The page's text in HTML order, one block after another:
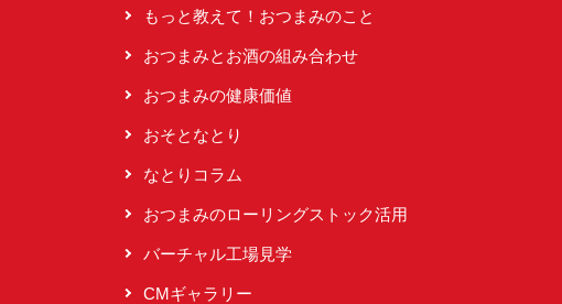
もっと教えて！おつまみのこと
おつまみとお酒の組み合わせ
おつまみの健康価値
おそとなとり
なとりコラム
おつまみのローリングストック活用
バーチャル工場見学
CMギャラリー